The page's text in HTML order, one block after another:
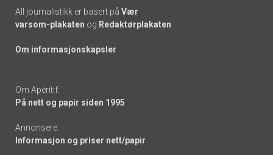
All journalistikk er basert på Vær
varsom-plakaten og Redaktørplakaten
Om informasjonskapsler
Om Apéritif:
På nett og papir siden 1995
Annonsere:
Informasjon og priser nett/papir